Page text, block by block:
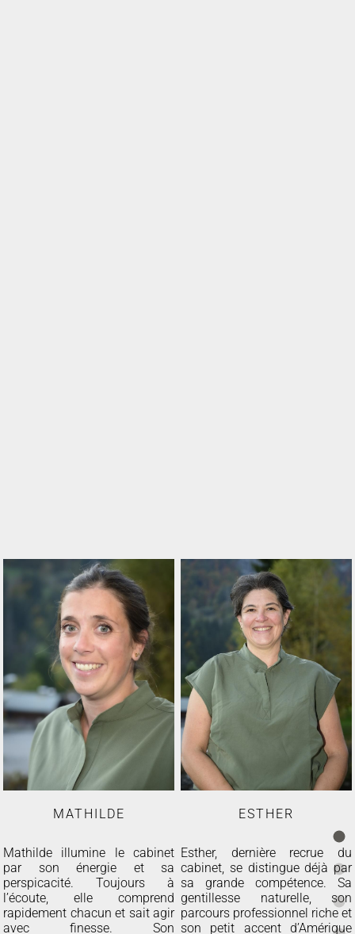
MATHILDE
Mathilde illumine le cabinet
par son énergie et sa
perspicacité. Toujours à
l’écoute, elle comprend
rapidement chacun et sait agir
avec finesse. Son
ESTHER
Esther, dernière recrue du
cabinet, se distingue déjà par
sa grande compétence. Sa
gentillesse naturelle, son
parcours professionnel riche et
son petit accent d’Amérique